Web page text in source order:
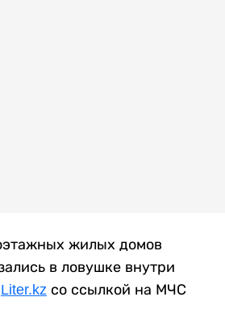
жилых домов
в ловушке внутри
Liter.kz со ссылкой на МЧС